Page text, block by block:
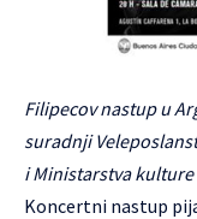
Filipecov nastup u
suradnji
i Ministarstva kulture
Koncertni nastup